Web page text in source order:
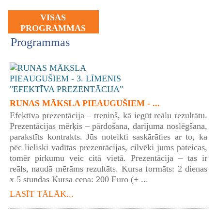
VISAS
PROGRAMMAS
Programmas
RUNAS MĀKSLA PIEAUGUŠIEM - ...
Efektīva prezentācija – treniņš, kā iegūt reālu rezultātu.
Prezentācijas mērķis – pārdošana, darījuma noslēgšana,
parakstīts kontrakts. Jūs noteikti saskārāties ar to, ka
pēc lieliski vadītas prezentācijas, cilvēki jums pateicas,
tomēr pirkumu veic citā vietā. Prezentācija – tas ir
reāls, naudā mērāms rezultāts. Kursa formāts: 2 dienas
x 5 stundas Kursa cena: 200 Euro (+ ...
LASĪT TĀLĀK...